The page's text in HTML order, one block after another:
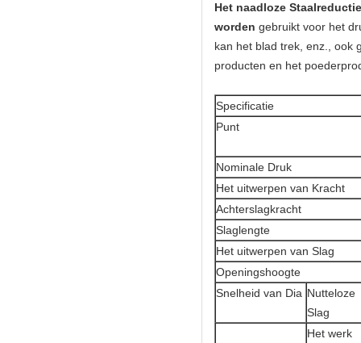
Het naadloze
worden gebruikt voor het
kan het blad trek, enz., ook
producten en het
Specificatie
Punt
Nominale Druk
Het uitwerpen van Kracht
Achterslagkracht
Slaglengte
Het uitwerpen van Slag
Openingshoogte
Snelheid van Dia Nutteloze
Slag
Het werk